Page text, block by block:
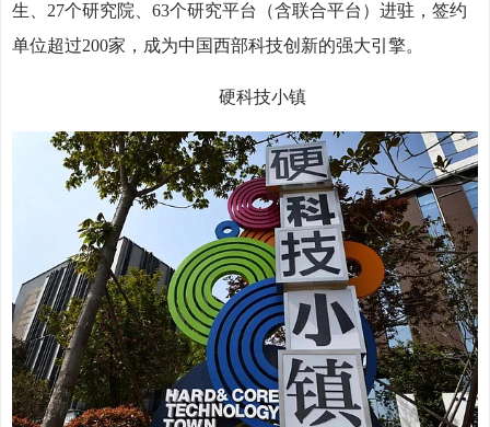
生、27个研究院、63个研究平台（含联合平台）进驻，签约
单位超过200家，成为中国西部科技创新的强大引擎。
硬科技小镇